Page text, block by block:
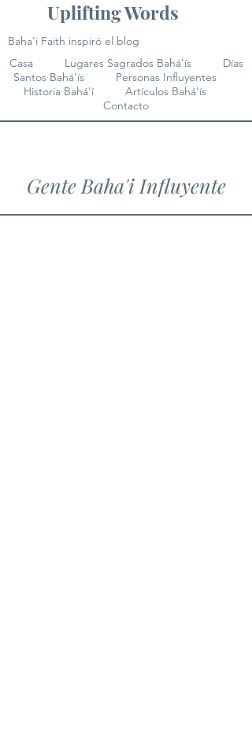
Uplifting Words
Baha'i Faith inspiró el blog
Casa
Lugares Sagrados Bahá'ís
Días
Santos Bahá'ís
Personas Influyentes
Historia Bahá'í
Artículos Bahá'ís
Contacto
Gente Baha'i Influyente